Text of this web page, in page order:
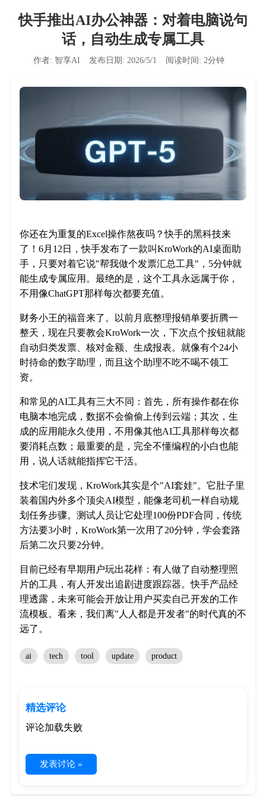
快手推出AI办公神器：对着电脑说句
话，自动生成专属工具
作者: 智享AI 发布日期: 2026/5/1 阅读时间: 2分钟
你还在为重复的Excel操作熬夜吗？快手的黑科技来
了！6月12日，快手发布了一款叫KroWork的AI桌面助
手，只要对着它说"帮我做个发票汇总工具"，5分钟就
能生成专属应用。最绝的是，这个工具永远属于你，
不用像ChatGPT那样每次都要充值。
财务小王的福音来了。以前月底整理报销单要折腾一
整天，现在只要教会KroWork一次，下次点个按钮就能
自动归类发票、核对金额、生成报表。就像有个24小
时待命的数字助理，而且这个助理不吃不喝不领工
资。
和常见的AI工具有三大不同：首先，所有操作都在你
电脑本地完成，数据不会偷偷上传到云端；其次，生
成的应用能永久使用，不用像其他AI工具那样每次都
要消耗点数；最重要的是，完全不懂编程的小白也能
用，说人话就能指挥它干活。
技术宅们发现，KroWork其实是个"AI套娃"。它肚子里
装着国内外多个顶尖AI模型，能像老司机一样自动规
划任务步骤。测试人员让它处理100份PDF合同，传统
方法要3小时，KroWork第一次用了20分钟，学会套路
后第二次只要2分钟。
目前已经有早期用户玩出花样：有人做了自动整理照
片的工具，有人开发出追剧进度跟踪器。快手产品经
理透露，未来可能会开放让用户买卖自己开发的工作
流模板。看来，我们离"人人都是开发者"的时代真的不
远了。
ai tech tool update product
精选评论
评论加载失败
发表讨论 »